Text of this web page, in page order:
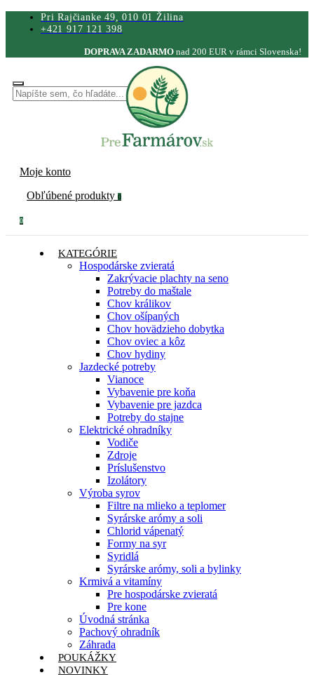
Pri Rajčianke 49, 010 01 Žilina
+421 917 121 398
DOPRAVA ZADARMO nad 200 EUR v rámci Slovenska!
Moje konto
Obľúbené produkty 0
0
KATEGÓRIE
Hospodárske zvieratá
Zakrývacie plachty na seno
Potreby do maštale
Chov králikov
Chov ošípaných
Chov hovädzieho dobytka
Chov oviec a kôz
Chov hydiny
Jazdecké potreby
Vianoce
Vybavenie pre koňa
Vybavenie pre jazdca
Potreby do stajne
Elektrické ohradníky
Vodiče
Zdroje
Príslušenstvo
Izolátory
Výroba syrov
Filtre na mlieko a teplomer
Syrárske arómy a soli
Chlorid vápenatý
Formy na syr
Syridlá
Syrárske arómy, soli a bylinky
Krmivá a vitamíny
Pre hospodárske zvieratá
Pre kone
Úvodná stránka
Pachový ohradník
Záhrada
POUKÁŽKY
NOVINKY